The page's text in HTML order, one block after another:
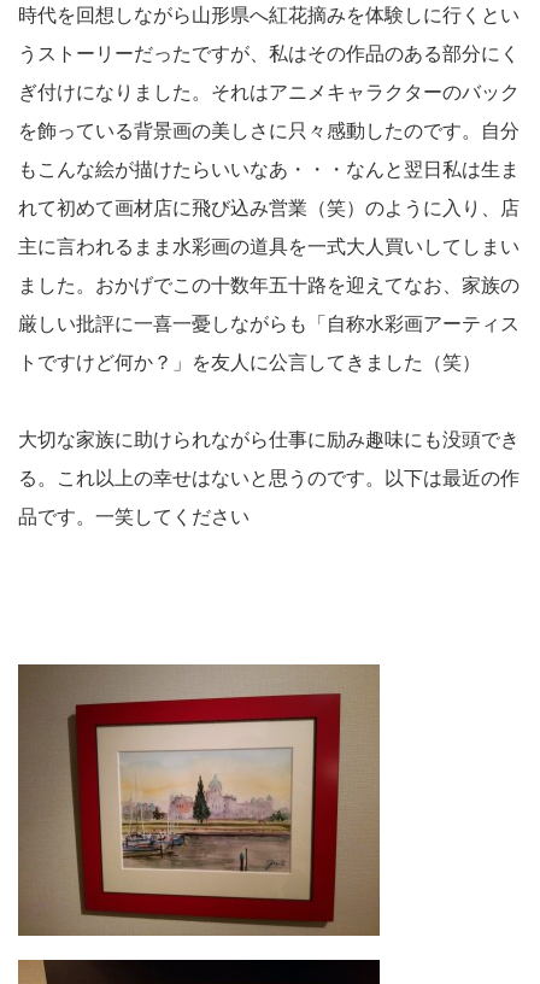
時代を回想しながら山形県へ紅花摘みを体験しに行くとい
うストーリーだったですが、私はその作品のある部分にく
ぎ付けになりました。それはアニメキャラクターのバック
を飾っている背景画の美しさに只々感動したのです。自分
もこんな絵が描けたらいいなあ・・・なんと翌日私は生ま
れて初めて画材店に飛び込み営業（笑）のように入り、店
主に言われるまま水彩画の道具を一式大人買いしてしまい
ました。おかげでこの十数年五十路を迎えてなお、家族の
厳しい批評に一喜一憂しながらも「自称水彩画アーティス
トですけど何か？」を友人に公言してきました（笑）
大切な家族に助けられながら仕事に励み趣味にも没頭でき
る。これ以上の幸せはないと思うのです。以下は最近の作
品です。一笑してください